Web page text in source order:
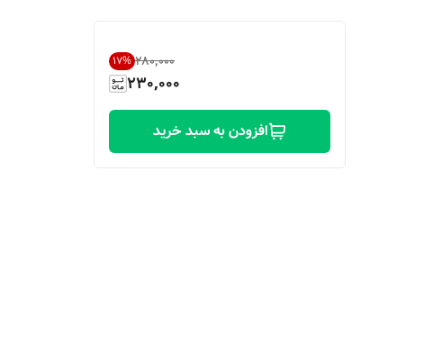
۲۸۰٬۰۰۰ 17%
230,000
افزودن به سبد خرید